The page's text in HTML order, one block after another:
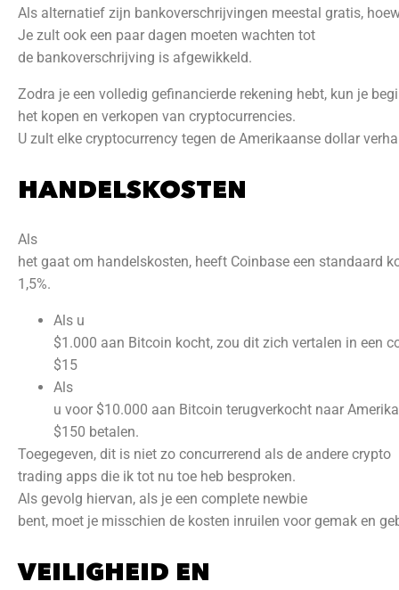
Als alternatief zijn bankoverschrijvingen meestal gratis,
Je zult ook een paar dagen moeten wachten tot
de bankoverschrijving is afgewikkeld.
Zodra je een volledig gefinancierde rekening hebt, kun je
het kopen en verkopen van cryptocurrencies.
U zult elke cryptocurrency tegen de Amerikaanse dollar
HANDELSKOSTEN
Als
het gaat om handelskosten, heeft Coinbase een standaard
1,5%.
Als u
$1.000 aan Bitcoin kocht, zou dit zich vertalen in een
$15
Als
u voor $10.000 aan Bitcoin terugverkocht naar
$150 betalen.
Toegegeven, dit is niet zo concurrerend als de andere crypto
trading apps die ik tot nu toe heb besproken.
Als gevolg hiervan, als je een complete newbie
bent, moet je misschien de kosten inruilen voor gemak en
VEILIGHEID EN